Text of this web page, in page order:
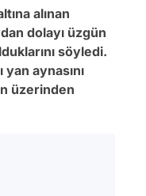
alınan
dolayı üzgün
söyledi.
aynasını
üzerinden